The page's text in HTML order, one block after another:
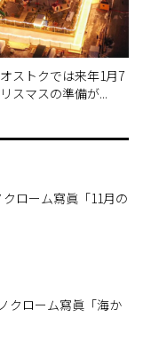
ストクでは来年1月7
スマスの準備が...
クローム寫眞「11月の
クローム寫眞「海か